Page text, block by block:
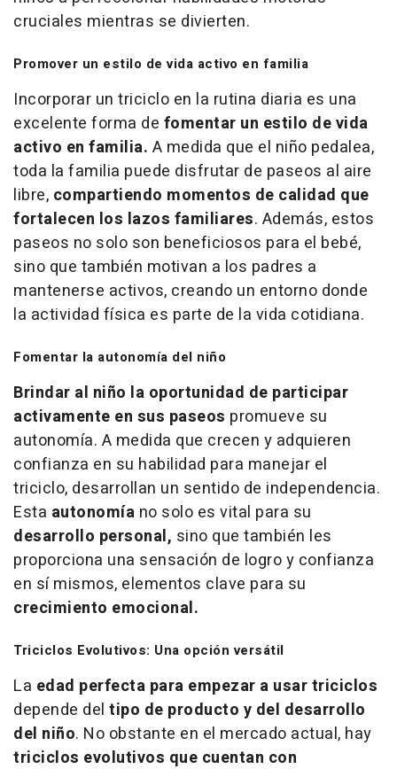
cruciales mientras se divierten.
Promover un estilo de vida activo en familia
Incorporar un triciclo en la rutina diaria es una
excelente forma de fomentar un estilo de vida
activo en familia. A medida que el niño pedalea,
toda la familia puede disfrutar de paseos al aire
libre, compartiendo momentos de calidad que
fortalecen los lazos familiares. Además, estos
paseos no solo son beneficiosos para el bebé,
sino que también motivan a los padres a
mantenerse activos, creando un entorno donde
la actividad física es parte de la vida cotidiana.
Fomentar la autonomía del niño
Brindar al niño la oportunidad de participar
activamente en sus paseos promueve su
autonomía. A medida que crecen y adquieren
confianza en su habilidad para manejar el
triciclo, desarrollan un sentido de independencia.
Esta autonomía no solo es vital para su
desarrollo personal, sino que también les
proporciona una sensación de logro y confianza
en sí mismos, elementos clave para su
crecimiento emocional.
Triciclos Evolutivos: Una opción versátil
La edad perfecta para empezar a usar triciclos
depende del tipo de producto y del desarrollo
del niño. No obstante en el mercado actual, hay
triciclos evolutivos que cuentan con